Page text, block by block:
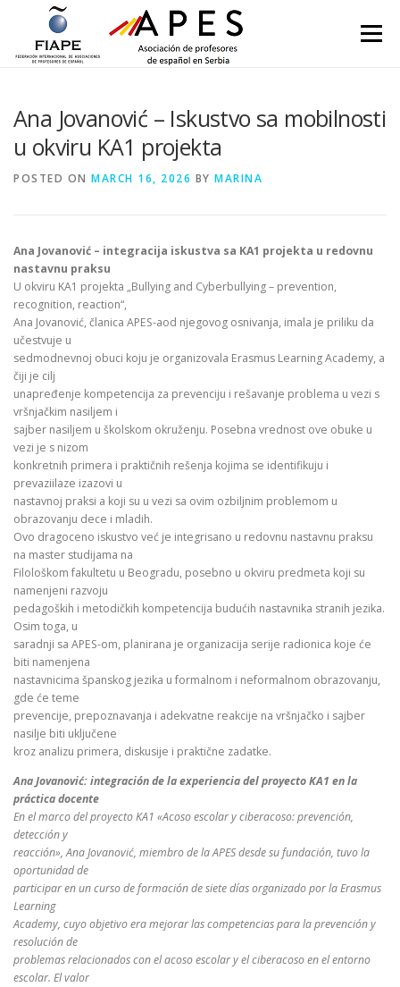
Skip to content
Menu
Ana Jovanović – Iskustvo sa mobilnosti
u okviru KA1 projekta
POSTED ON MARCH 16, 2026 BY MARINA
Ana Jovanović – integracija iskustva sa KA1 projekta u redovnu
nastavnu praksu
U okviru KA1 projekta „Bullying and Cyberbullying – prevention,
recognition, reaction“,
Ana Jovanović, članica APES-aod njegovog osnivanja, imala je priliku da
učestvuje u
sedmodnevnoj obuci koju je organizovala Erasmus Learning Academy, a
čiji je cilj
unapređenje kompetencija za prevenciju i rešavanje problema u vezi s
vršnjačkim nasiljem i
sajber nasiljem u školskom okruženju. Posebna vrednost ove obuke u
vezi je s nizom
konkretnih primera i praktičnih rešenja kojima se identifikuju i
prevaziilaze izazovi u
nastavnoj praksi a koji su u vezi sa ovim ozbiljnim problemom u
obrazovanju dece i mladih.
Ovo dragoceno iskustvo već je integrisano u redovnu nastavnu praksu
na master studijama na
Filološkom fakultetu u Beogradu, posebno u okviru predmeta koji su
namenjeni razvoju
pedagoških i metodičkih kompetencija budućih nastavnika stranih jezika.
Osim toga, u
saradnji sa APES-om, planirana je organizacija serije radionica koje će
biti namenjena
nastavnicima španskog jezika u formalnom i neformalnom obrazovanju,
gde će teme
prevencije, prepoznavanja i adekvatne reakcije na vršnjačko i sajber
nasilje biti uključene
kroz analizu primera, diskusije i praktične zadatke.
Ana Jovanović: integración de la experiencia del proyecto KA1 en la
práctica docente
En el marco del proyecto KA1 «Acoso escolar y ciberacoso: prevención,
detección y
reacción», Ana Jovanović, miembro de la APES desde su fundación, tuvo la
oportunidad de
participar en un curso de formación de siete días organizado por la Erasmus
Learning
Academy, cuyo objetivo era mejorar las competencias para la prevención y
resolución de
problemas relacionados con el acoso escolar y el ciberacoso en el entorno
escolar. El valor